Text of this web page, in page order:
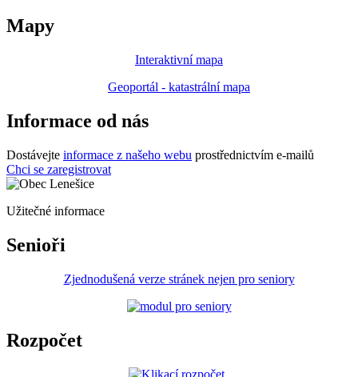
Mapy
Interaktivní mapa
Geoportál - katastrální mapa
Informace od nás
Dostávejte informace z našeho webu prostřednictvím e-mailů
Chci se zaregistrovat
Užitečné informace
Senioři
Zjednodušená verze stránek nejen pro seniory
Rozpočet